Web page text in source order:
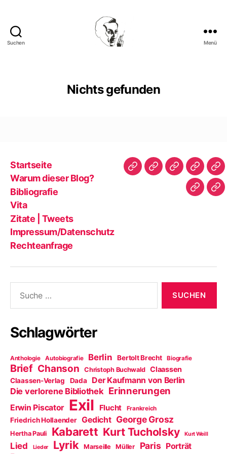
Suchen Menü
Nichts gefunden
Startseite
Warum dieser Blog?
Bibliografie
Vita
Zitate | Tweets
Impressum/Datenschutz
Rechteanfrage
Startseite
WarumBibliografie
Vita
|
nach:
Schlagwörter
Anthologie Autobiografie Berlin Bertolt Brecht Biografie
Brief Chanson Christoph Buchwald Claassen
Claassen-Verlag Dada Der Kaufmann von Berlin
Die verlorene Bibliothek Erinnerungen
Erwin Piscator Exil Flucht Frankreich
Friedrich Hollaender Gedicht George Grosz
Hertha Pauli Kabarett Kurt Tucholsky Kurt Weill
Lied Lieder Lyrik Marseille Müller Paris Porträt